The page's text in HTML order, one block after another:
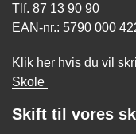
Tlf. 87 13 90 90
EAN-nr.: 5790 000
Klik her hvis du vil
Skole
Skift til vores